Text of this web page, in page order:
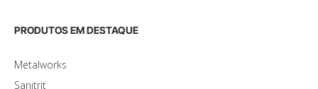
PRODUTOS EM DESTAQUE
Metalworks
Sanitrit